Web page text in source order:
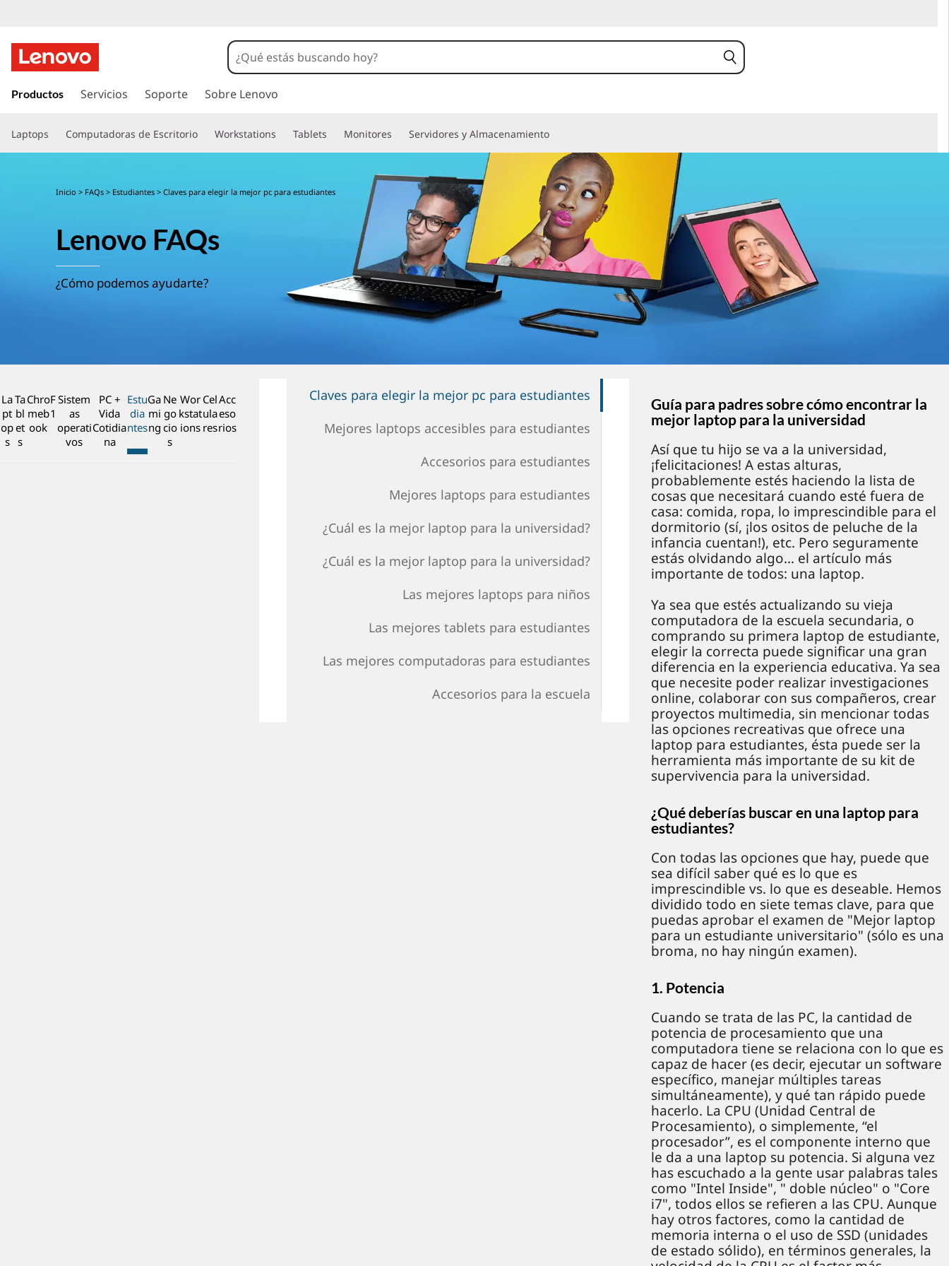
r
c
o
l
Productos Servicios Soporte Sobre Lenovo
Laptops Computadoras de Escritorio Workstations Tablets Monitores Servidores y Almacenamiento
Inicio > FAQs > Estudiantes > Claves para elegir la mejor pc para estudiantes
Lenovo FAQs
¿Cómo podemos ayudarte?
La
pt
op
s
Ta
bl
et
s
Chro
meb
ook
F
1
Sistem
as
operati
vos
PC +
Vida
Cotidia
na
Estu
dia
ntes
Ga
mi
ng
Ne
go
cio
s
Wor
kstat
ions
Cel
ula
res
Acc
eso
rios
Claves para elegir la mejor pc para estudiantes
Mejores laptops accesibles para estudiantes
Accesorios para estudiantes
Mejores laptops para estudiantes
¿Cuál es la mejor laptop para la universidad?
¿Cuál es la mejor laptop para la universidad?
Las mejores laptops para niños
Las mejores tablets para estudiantes
Las mejores computadoras para estudiantes
Accesorios para la escuela
Guía para padres sobre cómo encontrar la
mejor laptop para la universidad
Así que tu hijo se va a la universidad,
¡felicitaciones! A estas alturas,
probablemente estés haciendo la lista de
cosas que necesitará cuando esté fuera de
casa: comida, ropa, lo imprescindible para el
dormitorio (sí, ¡los ositos de peluche de la
infancia cuentan!), etc. Pero seguramente
estás olvidando algo… el artículo más
importante de todos: una laptop.
Ya sea que estés actualizando su vieja
computadora de la escuela secundaria, o
comprando su primera laptop de estudiante,
elegir la correcta puede significar una gran
diferencia en la experiencia educativa. Ya sea
que necesite poder realizar investigaciones
online, colaborar con sus compañeros, crear
proyectos multimedia, sin mencionar todas
las opciones recreativas que ofrece una
laptop para estudiantes, ésta puede ser la
herramienta más importante de su kit de
supervivencia para la universidad.
¿Qué deberías buscar en una laptop para
estudiantes?
Con todas las opciones que hay, puede que
sea difícil saber qué es lo que es
imprescindible vs. lo que es deseable. Hemos
dividido todo en siete temas clave, para que
puedas aprobar el examen de "Mejor laptop
para un estudiante universitario" (sólo es una
broma, no hay ningún examen).
1. Potencia
Cuando se trata de las PC, la cantidad de
potencia de procesamiento que una
computadora tiene se relaciona con lo que es
capaz de hacer (es decir, ejecutar un software
específico, manejar múltiples tareas
simultáneamente), y qué tan rápido puede
hacerlo. La CPU (Unidad Central de
Procesamiento), o simplemente, “el
procesador”, es el componente interno que
le da a una laptop su potencia. Si alguna vez
has escuchado a la gente usar palabras tales
como "Intel Inside", " doble núcleo" o "Core
i7", todos ellos se refieren a las CPU. Aunque
hay otros factores, como la cantidad de
memoria interna o el uso de SSD (unidades
de estado sólido), en términos generales, la